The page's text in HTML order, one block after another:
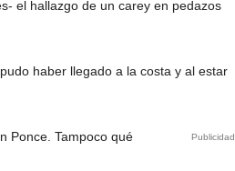
el hallazgo de un carey en pedazos
haber llegado a la costa y al estar
Publicidad
Ponce. Tampoco qué